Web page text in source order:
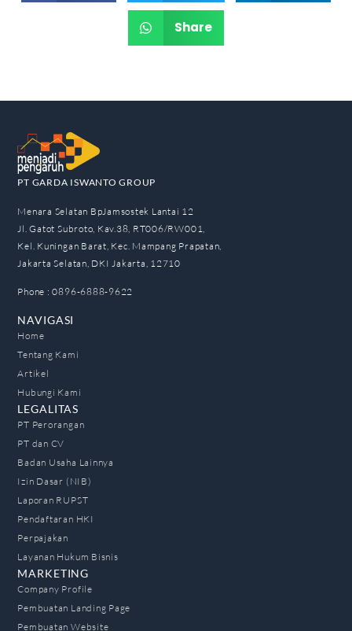
Share
PT GARDA ISWANTO GROUP
Menara Selatan BpJamsostek Lantai 12
Jl. Gatot Subroto, Kav.38, RT006/RW001,
Kel. Kuningan Barat, Kec. Mampang Prapatan,
Jakarta Selatan, DKI Jakarta, 12710
Phone : 0896-6888-9622
NAVIGASI
Home
Tentang Kami
Artikel
Hubungi Kami
LEGALITAS
PT Perorangan
PT dan CV
Badan Usaha Lainnya
Izin Dasar (NIB)
Laporan RUPST
Pendaftaran HKI
Perpajakan
Layanan Hukum Bisnis
MARKETING
Company Profile
Pembuatan Landing Page
Pembuatan Website